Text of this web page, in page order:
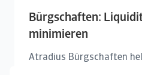
Bürgschaften:
minimieren
Atradius Bürgschaften